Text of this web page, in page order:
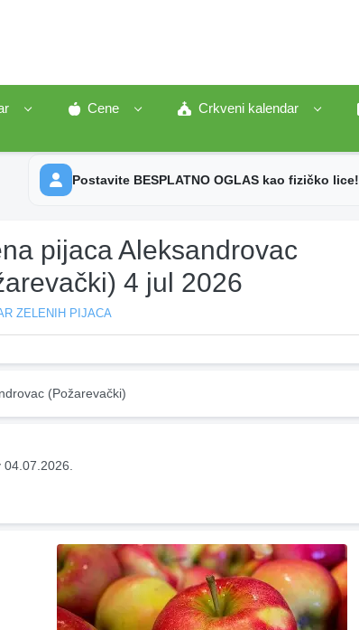
Cene Crkveni kalendar
Postavite BESPLATNO OGLAS kao fizičko lice!
pijaca Aleksandrovac
4 jul 2026
ZELENIH PIJACA
(Požarevački)